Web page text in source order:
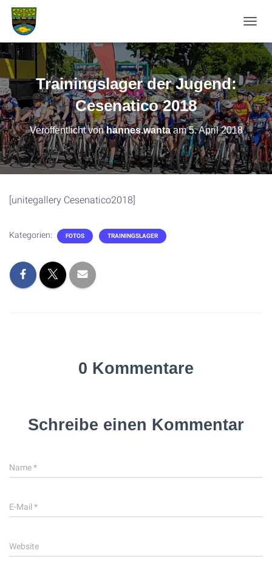
A
V
G
A
T
I
O
N
U
M
S
Trainingslager der Jugend:
Cesenatico 2018
Veröffentlicht vonhannes.wantaam5. April 2018
[unitegallery Cesenatico2018]
Kategorien: FOTOS TRAININGSLAGER
0 Kommentare
Schreibe einen Kommentar
Name*
E-Mail *
Website